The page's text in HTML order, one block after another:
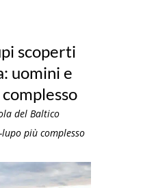
scoperti
uomini e
del Baltico
più complesso